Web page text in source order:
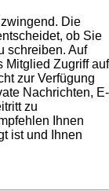
Die
ob Sie
schreiben. Auf
Mitglied Zugriff auf
zur Verfügung
Nachrichten, E-
zu
Ihnen
ist und Ihnen